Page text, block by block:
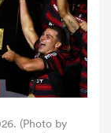
(Photo by